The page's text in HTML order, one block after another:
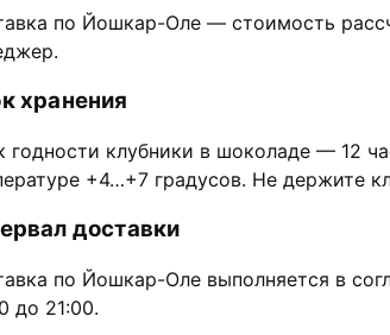
по Йошкар-Оле — стоимость
хранения
годности клубники в шоколаде — 12
+4…+7 градусов. Не держите
доставки
по Йошкар-Оле выполняется в
до 21:00.